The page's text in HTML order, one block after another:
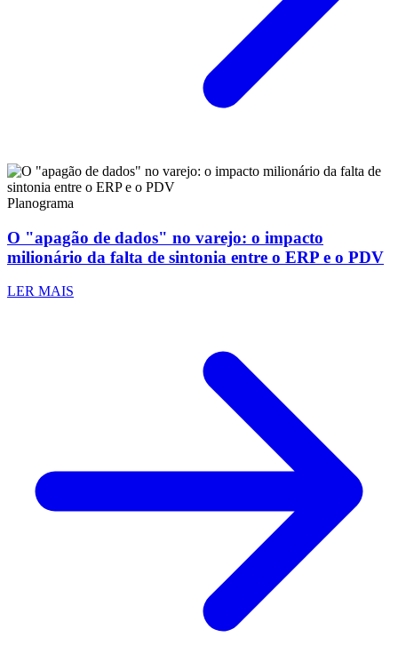
Planograma
O "apagão de dados" no varejo: o impacto
milionário da falta de sintonia entre o ERP e o PDV
LER MAIS